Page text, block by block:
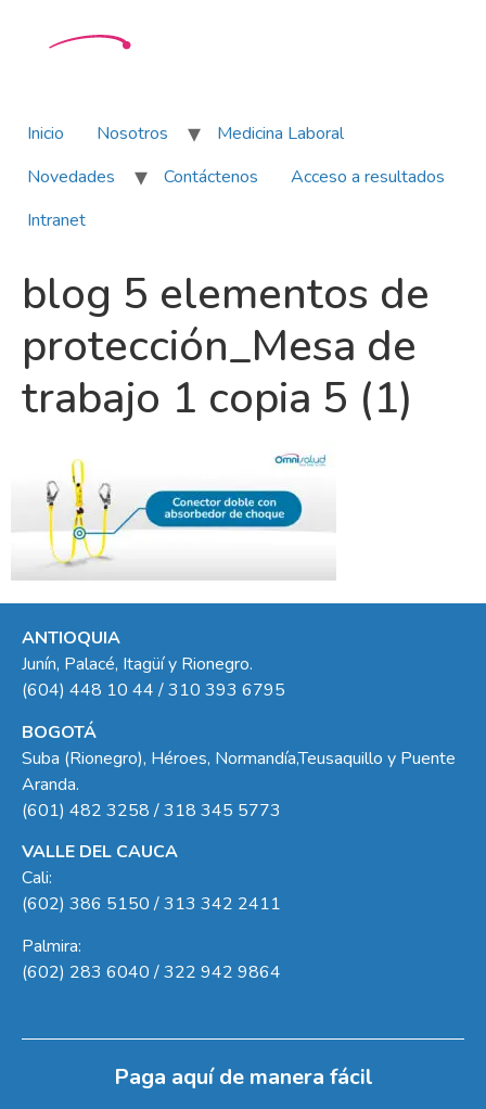
Inicio Nosotros
Medicina Laboral
Novedades
Contáctenos
Acceso a resultados
Intranet
blog 5 elementos de
protección_Mesa de
trabajo 1 copia 5 (1)
ANTIOQUIA
Junín, Palacé, Itagüí y Rionegro.
(604) 448 10 44 / 310 393 6795
BOGOTÁ
Suba (Rionegro), Héroes, Normandía,Teusaquillo y Puente
Aranda.
(601) 482 3258 / 318 345 5773
VALLE DEL CAUCA
Cali:
(602) 386 5150 / 313 342 2411
Palmira:
(602) 283 6040 / 322 942 9864
Paga aquí de manera fácil